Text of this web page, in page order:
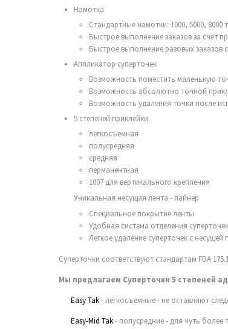
Намотка
Стандартные намотки: 1000, 5000, 8000
Быстрое выполнение заказов за счет
Быстрое выполнение разовых заказов
Аппликатор суперточек
Возможность поместить маленькую
Возможность абсолютно точной
Возможность удаления точки после
5 степеней приклейки
легкосъемная
полусредняя
средняя
перманентная
1007 для вертикального крепления
Уникальная несущая лента - лайнер
Специальное покрытие ленты
Удобная система отделения
Легкое удаление суперточек с несущей
Суперточки соответствуют стандартам FDA
Мы предлагаем Суперточки 5 степеней
Easy Tak- легкосъемные - не оставляют
Easy-Mid Tak- полусредние - для чуть более